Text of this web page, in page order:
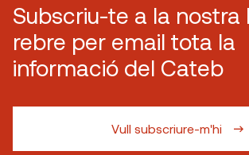
Subscriu-te a la nostra
rebre per email tota la
informació del Cateb
Vull subscriure-m'hi